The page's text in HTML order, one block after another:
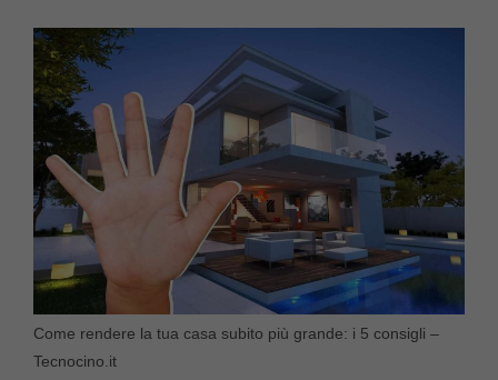
Come rendere la tua casa subito più grande: i 5 consigli –
Tecnocino.it